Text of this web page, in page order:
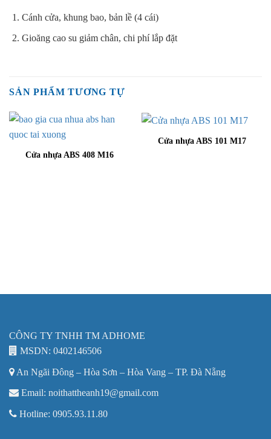
Cánh cửa, khung bao, bản lề (4 cái)
Gioăng cao su giảm chân, chi phí lắp đặt
SẢN PHẨM TƯƠNG TỰ
Cửa nhựa ABS 408 M16
Cửa nhựa ABS 101 M17
CÔNG TY TNHH TM ADHOME
MSDN: 0402146506
An Ngãi Đông – Hòa Sơn – Hòa Vang – TP. Đà Nẵng
Email: noithattheanh19@gmail.com
Hotline: 0905.93.11.80